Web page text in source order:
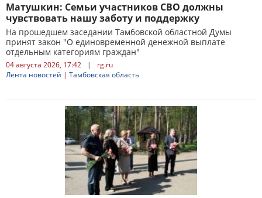
Матушкин: Семьи участников СВО должны
чувствовать нашу заботу и поддержку
На прошедшем заседании Тамбовской областной Думы
принят закон "О единовременной денежной выплате
отдельным категориям граждан"
04 августа 2026, 17:42 |
rg.ru
Лента новостей | Тамбовская область